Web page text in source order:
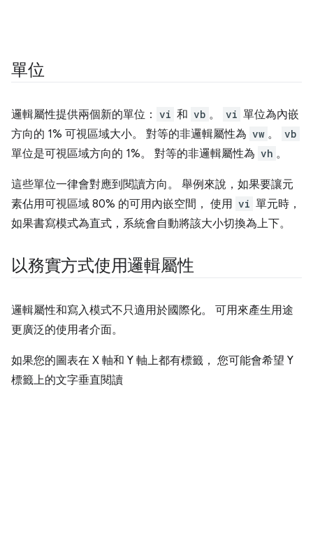
單位
邏輯屬性提供兩個新的單位： vi 和 vb 。 vi 單位為內嵌
方向的 1% 可視區域大小。 對等的非邏輯屬性為 vw 。 vb
單位是可視區域方向的 1%。 對等的非邏輯屬性為 vh 。
這些單位一律會對應到閱讀方向。 舉例來說，如果要讓元
素佔用可視區域 80% 的可用內嵌空間， 使用 vi 單元時，
如果書寫模式為直式，系統會自動將該大小切換為上下。
以務實方式使用邏輯屬性
邏輯屬性和寫入模式不只適用於國際化。 可用來產生用途
更廣泛的使用者介面。
如果您的圖表在 X 軸和 Y 軸上都有標籤， 您可能會希望 Y
標籤上的文字垂直閱讀